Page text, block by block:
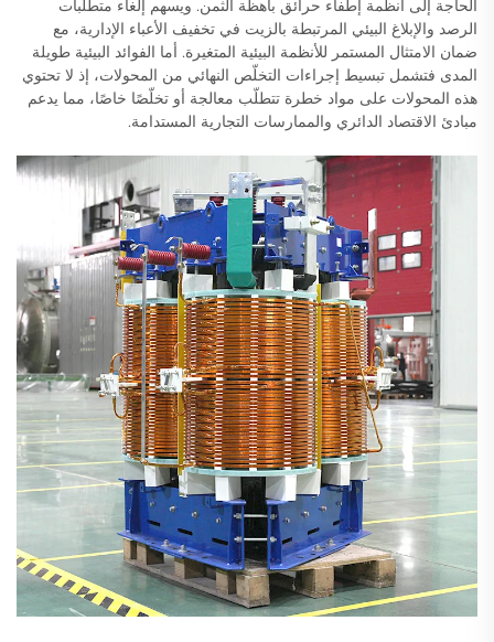
الحاجة إلى أنظمة إطفاء حرائق باهظة الثمن. ويسهم إلغاء متطلبات
الرصد والإبلاغ البيئي المرتبطة بالزيت في تخفيف الأعباء الإدارية، مع
ضمان الامتثال المستمر للأنظمة البيئية المتغيرة. أما الفوائد البيئية طويلة
المدى فتشمل تبسيط إجراءات التخلّص النهائي من المحولات، إذ لا تحتوي
هذه المحولات على مواد خطرة تتطلّب معالجة أو تخلّصًا خاصًا، مما يدعم
مبادئ الاقتصاد الدائري والممارسات التجارية المستدامة.